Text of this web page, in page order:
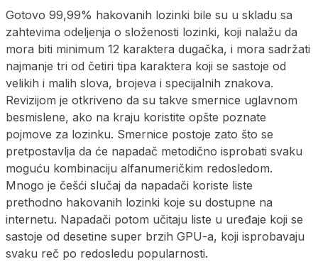
Gotovo 99,99% hakovanih lozinki bile su u skladu sa
zahtevima odeljenja o složenosti lozinki, koji nalažu da
mora biti minimum 12 karaktera dugačka, i mora sadržati
najmanje tri od četiri tipa karaktera koji se sastoje od
velikih i malih slova, brojeva i specijalnih znakova.
Revizijom je otkriveno da su takve smernice uglavnom
besmislene, ako na kraju koristite opšte poznate
pojmove za lozinku. Smernice postoje zato što se
pretpostavlja da će napadač metodično isprobati svaku
moguću kombinaciju alfanumeričkim redosledom.
Mnogo je češći slučaj da napadači koriste liste
prethodno hakovanih lozinki koje su dostupne na
internetu. Napadači potom učitaju liste u uređaje koji se
sastoje od desetine super brzih GPU-a, koji isprobavaju
svaku reč po redosledu popularnosti.